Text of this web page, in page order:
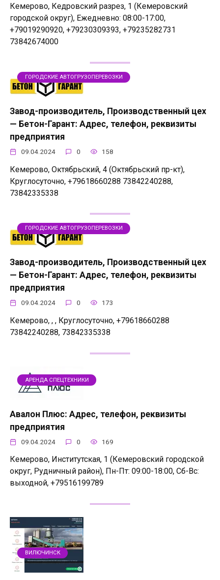
Кемерово, Кедровский разрез, 1 (Кемеровский
городской округ), Ежедневно: 08:00-17:00,
+79019290920, +79230309393, +79235282731
73842674000
ГОРОДСКИЕ АВТОГРУЗОПЕРЕВОЗКИ
Завод-производитель, Производственный цех
— Бетон-Гарант: Адрес, телефон, реквизиты
предприятия
09.04.2024 0 158
Кемерово, Октябрьский, 4 (Октябрьский пр-кт),
Круглосуточно, +79618660288 73842240288,
73842335338
ГОРОДСКИЕ АВТОГРУЗОПЕРЕВОЗКИ
Завод-производитель, Производственный цех
— Бетон-Гарант: Адрес, телефон, реквизиты
предприятия
09.04.2024 0 173
Кемерово, , , Круглосуточно, +79618660288
73842240288, 73842335338
АРЕНДА СПЕЦТЕХНИКИ
Авалон Плюс: Адрес, телефон, реквизиты
предприятия
09.04.2024 0 169
Кемерово, Институтская, 1 (Кемеровский городской
округ, Рудничный район), Пн-Пт: 09:00-18:00, Сб-Вс:
выходной, +79516199789
ВИЛЮЧИНСК